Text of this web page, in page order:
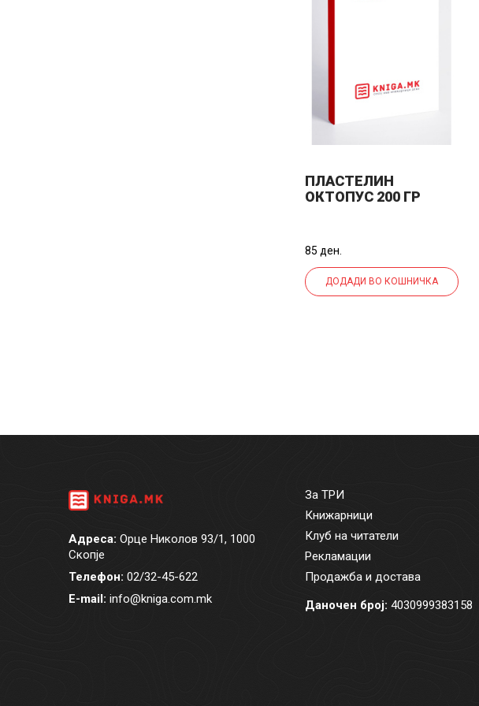
ПЛАСТЕЛИН
ОКТОПУС 200 ГР
85 ден.
ДОДАДИ ВО КОШНИЧКА
Адреса: Орце Николов 93/1, 1000
Скопје
Телефон: 02/32-45-622
E-mail: info@kniga.com.mk
За ТРИ
Книжарници
Клуб на читатели
Рекламации
Продажба и достава
Даночен број: 4030999383158